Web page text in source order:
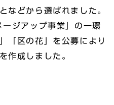
などから選ばれました。
ジアップ事業」の一環
「区の花」を公募により
作成しました。